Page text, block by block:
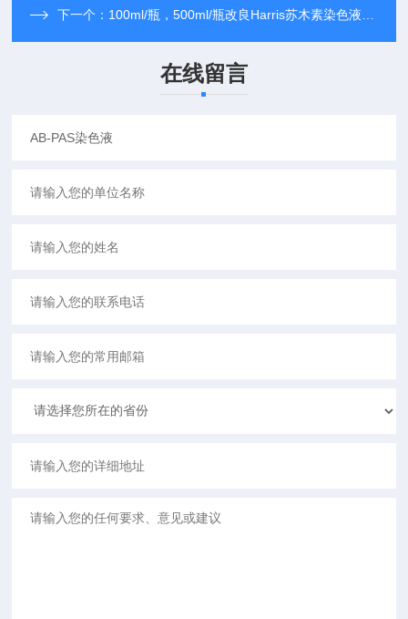
下一个： 100ml/瓶，500ml/瓶改良Harris苏木素染色液>生化试剂
在线留言